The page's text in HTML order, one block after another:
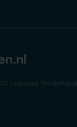
Lelystad, Nederland